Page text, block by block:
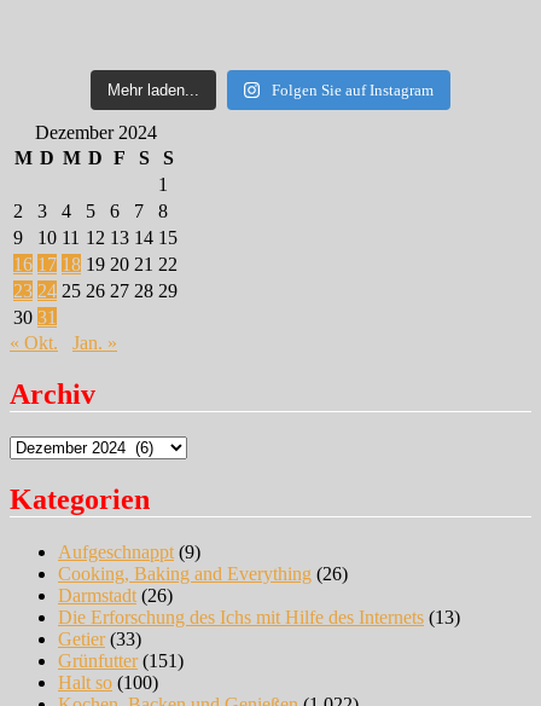
Mehr laden... Folgen Sie auf Instagram
Dezember 2024
M D M D F S
S
1
2
3 4 5 6 7
8
9
10 11 12 13 14 15
16 17 18 19 20 21 22
23 24 25 26 27 28 29
30 31
« Okt.
Jan. »
Archiv
Archiv
Kategorien
Aufgeschnappt (9)
Cooking, Baking and Everything (26)
Darmstadt (26)
Die Erforschung des Ichs mit Hilfe des Internets (13)
Getier(33)
Grünfutter(151)
Halt so (100)